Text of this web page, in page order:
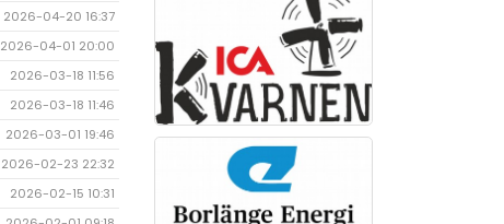
2026-04-20 16:37
2026-04-01 20:00
2026-03-18 11:56
2026-03-18 11:46
2026-03-01 19:46
2026-02-23 22:32
2026-02-15 10:31